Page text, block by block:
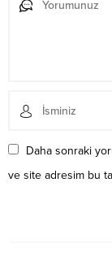
Daha sonraki
ve site adresim bu